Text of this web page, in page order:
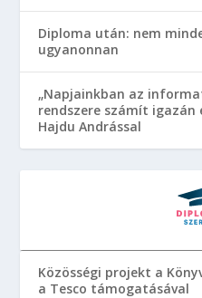
Diploma után: nem
ugyanonnan
„Napjainkban az
rendszere számít igazán
Hajdu Andrással
Közösségi projekt a
a Tesco támogatásával